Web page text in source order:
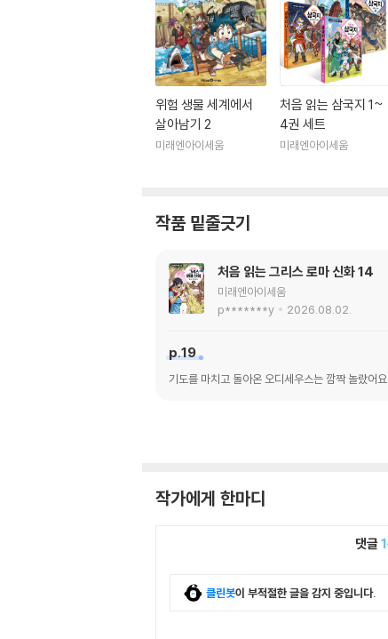
위험 생물 세계에서
살아남기 2
미래엔아이세움
처음 읽는 삼국지 1~
4권 세트
미래엔아이세움
작품 밑줄긋기
처음 읽는 그리스 로마 신화 14
미래엔아이세움
p*******y
2026.08.02.
p.19
기도를 마치고 돌아온 오디세우스는 깜짝 놀랐어
작가에게 한마디
댓글1
클린봇이 부적절한 글을 감지 중입니다.